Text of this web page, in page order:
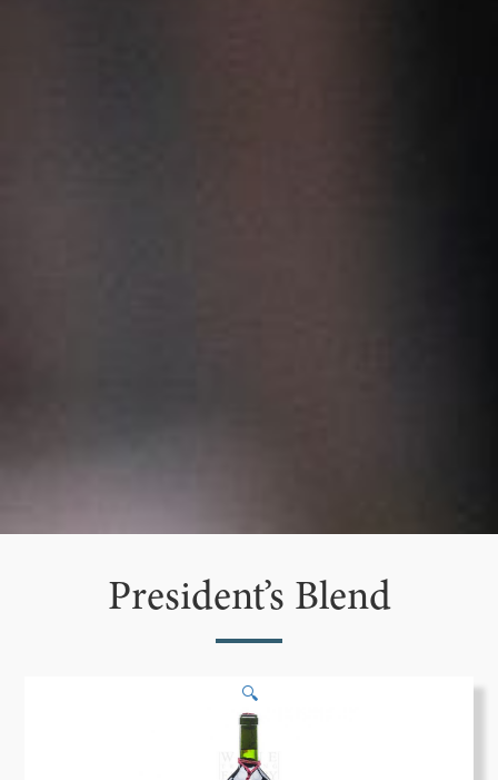
President’s Blend
🔍